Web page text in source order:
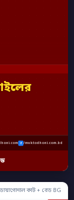
/muktodhoni.com.bd
ডায়াগোনাল কাট + রেড BG